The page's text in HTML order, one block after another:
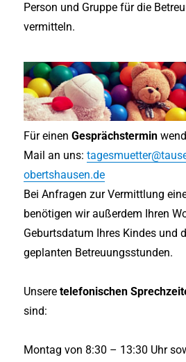
Person und Gruppe für die
vermitteln.
Für einenGesprächstermin
Mail an uns:
obertshausen.de
Bei Anfragen zur Vermittlung
benötigen wir außerdem Ihren
Geburtsdatum Ihres Kindes und
geplanten Betreuungsstunden.
Unseretelefonischen
sind:
Montag von 8:30 – 13:30 Uhr